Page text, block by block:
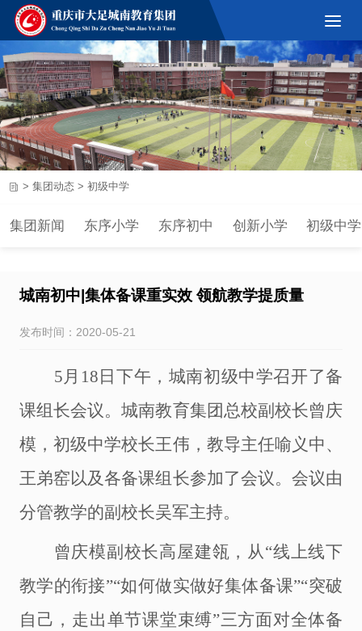
集团新闻 东序小学 东序初中 创新小学 初级中学
> 集团动态> 初级中学
城南初中|集体备课重实效 领航教学提质量
发布时间：2020-05-21
5月18日下午，城南初级中学召开了备
课组长会议。城南教育集团总校副校长曾庆
模，初级中学校长王伟，教导主任喻义中、
王弟窑以及各备课组长参加了会议。会议由
分管教学的副校长吴军主持。
曾庆模副校长高屋建瓴，从“线上线下
教学的衔接”“如何做实做好集体备课”“突破
自己，走出单节课堂束缚”三方面对全体备